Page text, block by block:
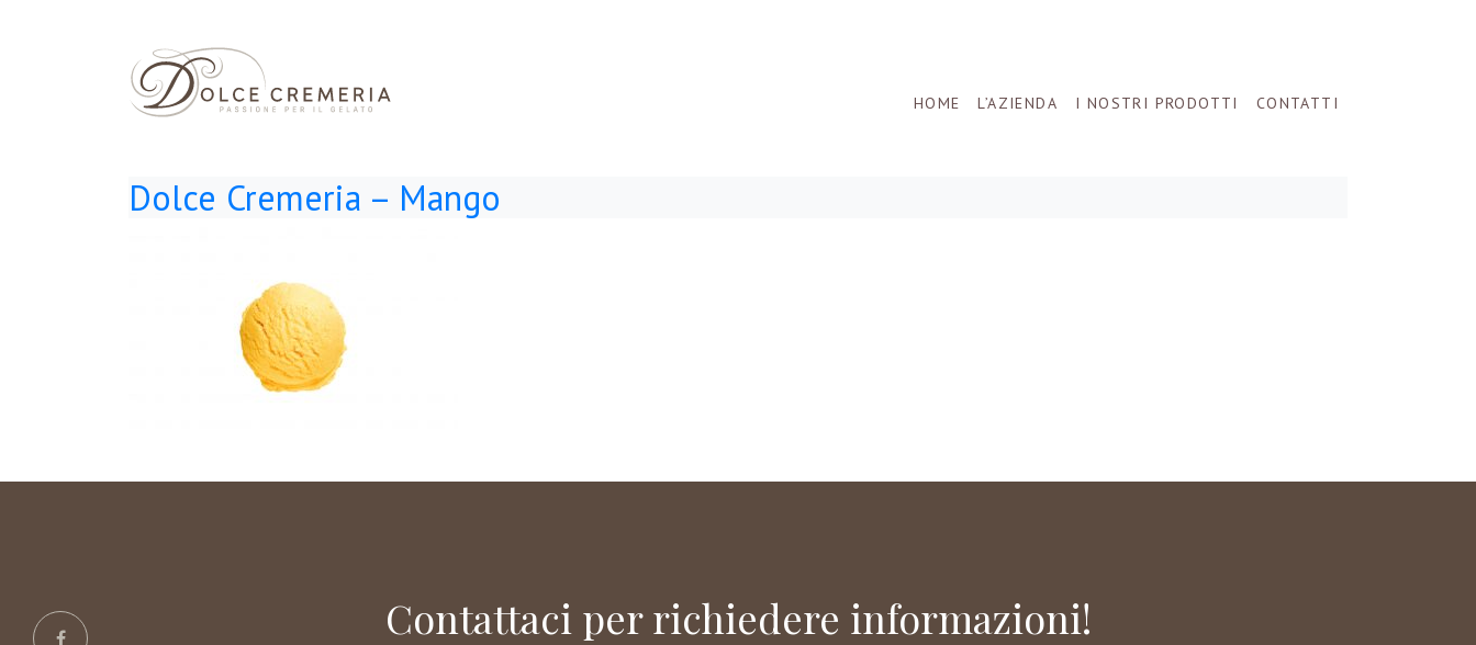
HOME L’AZIENDA I NOSTRI PRODOTTI CONTATTI
Dolce Cremeria – Mango
Contattaci per richiedere informazioni!